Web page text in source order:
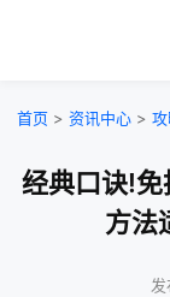
首页 > 资讯中心 >
经典口诀!免
方法